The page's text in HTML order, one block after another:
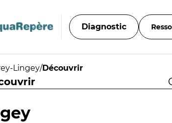
Diagnostic
Lingey/Découvrir